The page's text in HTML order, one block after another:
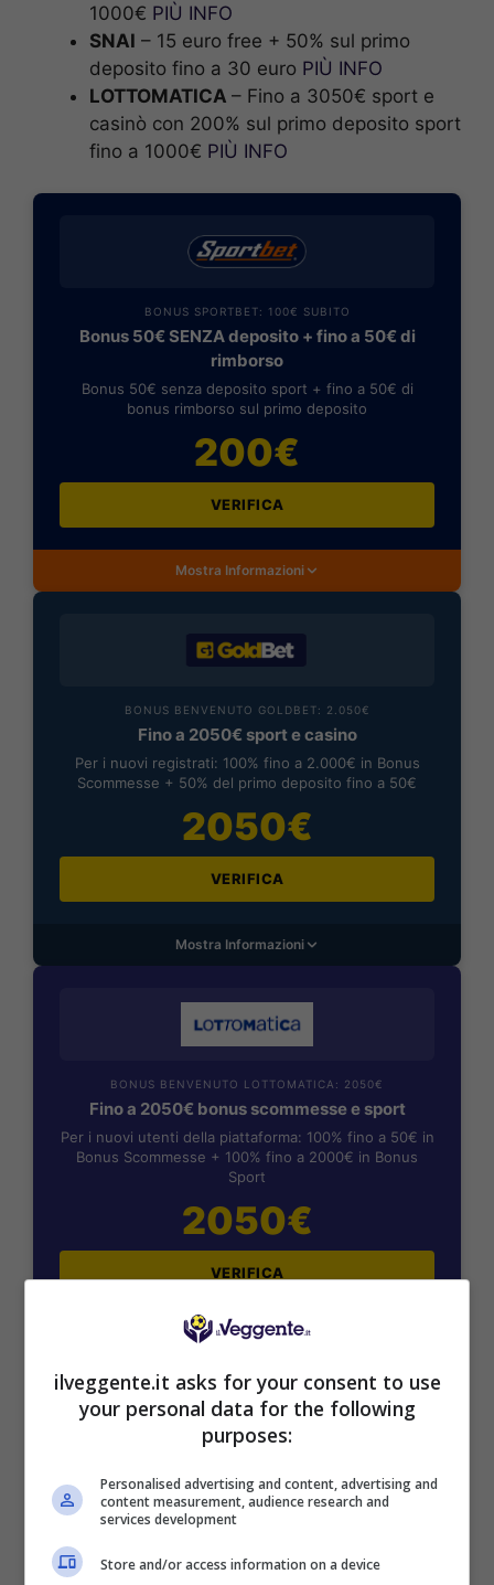
1000€ PIÙ INFO
SNAI – 15 euro free + 50% sul primo
deposito fino a 30 euro PIÙ INFO
LOTTOMATICA – Fino a 3050€ sport e
casinò con 200% sul primo deposito sport
fino a 1000€ PIÙ INFO
BONUS SPORTBET: 100€ SUBITO
Bonus 50€ SENZA deposito + fino a 50€ di
rimborso
Bonus 50€ senza deposito sport + fino a 50€ di
bonus rimborso sul primo deposito
200€
VERIFICA
Mostra Informazioni
BONUS BENVENUTO GOLDBET: 2.050€
Fino a 2050€ sport e casino
Per i nuovi registrati: 100% fino a 2.000€ in Bonus
Scommesse + 50% del primo deposito fino a 50€
2050€
VERIFICA
Mostra Informazioni
BONUS BENVENUTO LOTTOMATICA: 2050€
Fino a 2050€ bonus scommesse e sport
Per i nuovi utenti della piattaforma: 100% fino a 50€ in
Bonus Scommesse + 100% fino a 2000€ in Bonus
Sport
2050€
VERIFICA
Mostra Informazioni
SNAI
Bonus Benvenuto Sport: fino a 1.000€
50% sul deposito fino a 50€
1000€
ilveggente.it asks for your consent to use
your personal data for the following
purposes:
Personalised advertising and content, advertising and
content measurement, audience research and
services development
Store and/or access information on a device